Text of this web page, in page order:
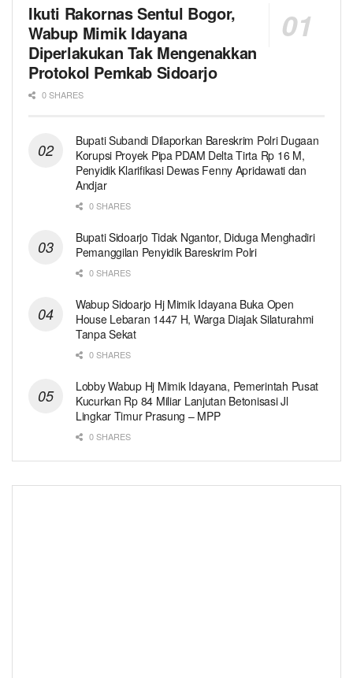
Ikuti Rakornas Sentul Bogor,
Wabup Mimik Idayana
Diperlakukan Tak Mengenakkan
Protokol Pemkab Sidoarjo
0 SHARES
Bupati Subandi Dilaporkan Bareskrim Polri Dugaan
Korupsi Proyek Pipa PDAM Delta Tirta Rp 16 M,
Penyidik Klarifikasi Dewas Fenny Apridawati dan
Andjar
0 SHARES
Bupati Sidoarjo Tidak Ngantor, Diduga Menghadiri
Pemanggilan Penyidik Bareskrim Polri
0 SHARES
Wabup Sidoarjo Hj Mimik Idayana Buka Open
House Lebaran 1447 H, Warga Diajak Silaturahmi
Tanpa Sekat
0 SHARES
Lobby Wabup Hj Mimik Idayana, Pemerintah Pusat
Kucurkan Rp 84 Miliar Lanjutan Betonisasi Jl
Lingkar Timur Prasung – MPP
0 SHARES